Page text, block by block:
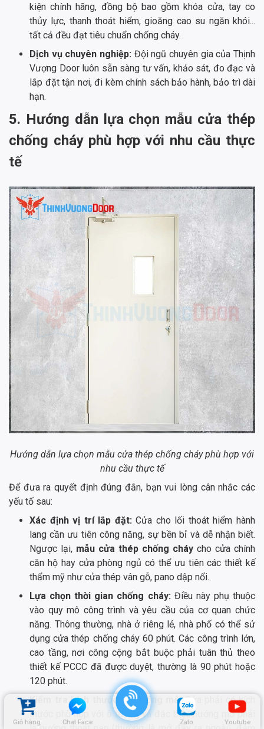
Giỏ hàng Chat Face Zalo Youtube
kiện chính hãng, đồng bộ bao gồm khóa cửa, tay co
thủy lực, thanh thoát hiểm, gioăng cao su ngăn khói...
tất cả đều đạt tiêu chuẩn chống cháy.
Dịch vụ chuyên nghiệp: Đội ngũ chuyên gia của Thịnh
Vượng Door luôn sẵn sàng tư vấn, khảo sát, đo đạc và
lắp đặt tận nơi, đi kèm chính sách bảo hành, bảo trì dài
hạn.
5. Hướng dẫn lựa chọn mẫu cửa thép
chống cháy phù hợp với nhu cầu thực
tế
Hướng dẫn lựa chọn mẫu cửa thép chống cháy phù hợp với
nhu cầu thực tế
Để đưa ra quyết định đúng đắn, bạn vui lòng cân nhắc các
yếu tố sau:
Xác định vị trí lắp đặt: Cửa cho lối thoát hiểm hành
lang cần ưu tiên công năng, sự bền bỉ và dễ nhận biết.
Ngược lại, mẫu cửa thép chống cháy cho cửa chính
căn hộ hay cửa phòng ngủ có thể ưu tiên các thiết kế
thẩm mỹ như cửa thép vân gỗ, pano dập nổi.
Lựa chọn thời gian chống cháy: Điều này phụ thuộc
vào quy mô công trình và yêu cầu của cơ quan chức
năng. Thông thường, nhà ở riêng lẻ, nhà phố có thể sử
dụng cửa thép chống cháy 60 phút. Các công trình lớn,
cao tầng, nơi công cộng bắt buộc phải tuân thủ theo
thiết kế PCCC đã được duyệt, thường là 90 phút hoặc
120 phút.
Kiểm tra kích thước và hướng mở: Cửa phải có kích
thước phù hợp với ô tường và đặc biệt, hướng mở phải